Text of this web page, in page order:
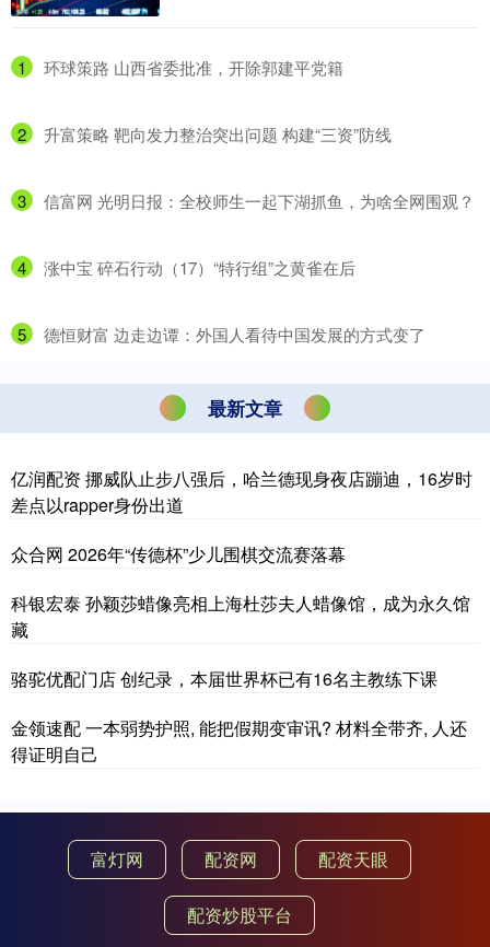
1 ​环球策路 山西省委批准，开除郭建平党籍
2 ​升富策略 靶向发力整治突出问题 构建“三资”防线
3 ​信富网 光明日报：全校师生一起下湖抓鱼，为啥全网围观？
4 ​涨中宝 碎石行动（17）“特行组”之黄雀在后
5 ​德恒财富 边走边谭：外国人看待中国发展的方式变了
最新文章
亿润配资 挪威队止步八强后，哈兰德现身夜店蹦迪，16岁时
差点以rapper身份出道
众合网 2026年“传德杯”少儿围棋交流赛落幕
科银宏泰 孙颖莎蜡像亮相上海杜莎夫人蜡像馆，成为永久馆
藏
骆驼优配门店 创纪录，本届世界杯已有16名主教练下课
金领速配 一本弱势护照, 能把假期变审讯? 材料全带齐, 人还
得证明自己
富灯网 配资网 配资天眼
配资炒股平台